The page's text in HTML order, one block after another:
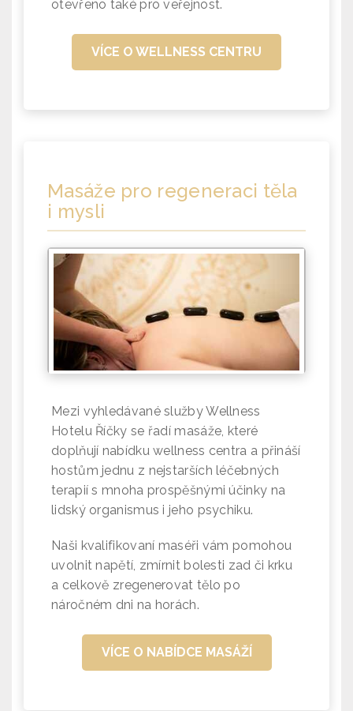
otevřeno také pro veřejnost.
VÍCE O WELLNESS CENTRU
Masáže pro regeneraci těla
i mysli
Mezi vyhledávané služby Wellness
Hotelu Říčky se řadí masáže, které
doplňují nabídku wellness centra a přináší
hostům jednu z nejstarších léčebných
terapií s mnoha prospěšnými účinky na
lidský organismus i jeho psychiku.
Naši kvalifikovaní maséři vám pomohou
uvolnit napětí, zmírnit bolesti zad či krku
a celkově zregenerovat tělo po
náročném dni na horách.
VÍCE O NABÍDCE MASÁŽÍ